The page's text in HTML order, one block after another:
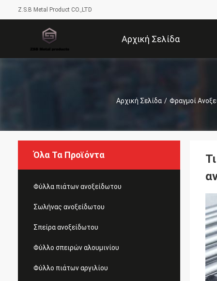
Z.S.B Metal Product CO.,LTD
Αρχική Σελίδα
Αρχική Σελίδα / Φραγμοί
Όλα Τα Προϊόντα
Φύλλα πιάτων ανοξείδωτου
Σωλήνας ανοξείδωτου
Σπείρα ανοξείδωτου
Φύλλο σπειρών αλουμινίου
Φύλλο πιάτων αργιλίου